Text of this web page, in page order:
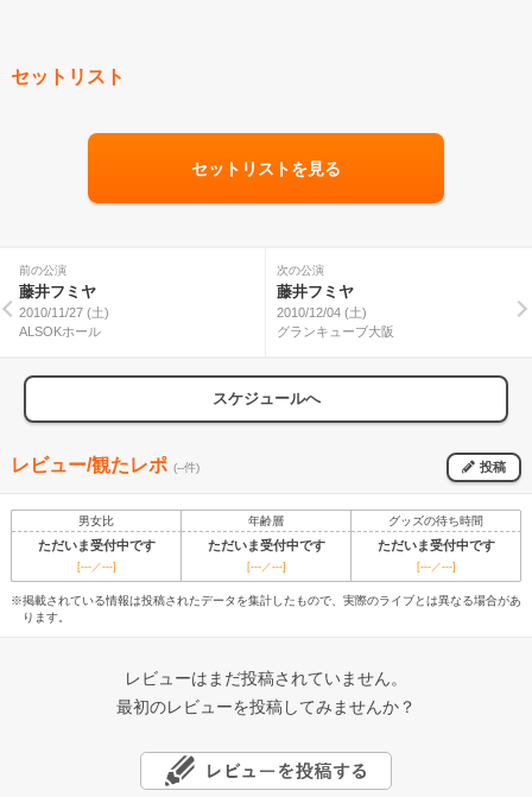
セットリスト
セットリストを見る
前の公演
藤井フミヤ
2010/11/27 (土)
ALSOKホール
次の公演
藤井フミヤ
2010/12/04 (土)
グランキューブ大阪
スケジュールへ
レビュー/観たレポ (--件) 投稿
男女比 年齢層 グッズの待ち時間
ただいま受付中です ただいま受付中です ただいま受付中です
[---／---] [---／---] [---／---]
※掲載されている情報は投稿されたデータを集計したもので、実際のライブとは異なる場合があ
ります。
レビューはまだ投稿されていません。
最初のレビューを投稿してみませんか？